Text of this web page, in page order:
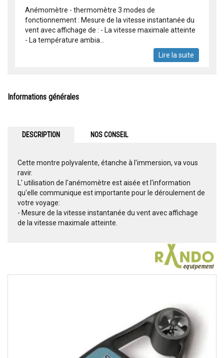
Anémomètre - thermomètre 3 modes de
fonctionnement : Mesure de la vitesse instantanée du
vent avec affichage de : - La vitesse maximale atteinte
- La température ambia...
Lire la suite
Informations générales
DESCRIPTION NOS CONSEIL
Cette montre polyvalente, étanche à l'immersion, va vous
ravir.
L' utilisation de l'anémomètre est aisée et l'information
qu'elle communique est importante pour le déroulement de
votre voyage:
- Mesure de la vitesse instantanée du vent avec affichage
de la vitesse maximale atteinte.